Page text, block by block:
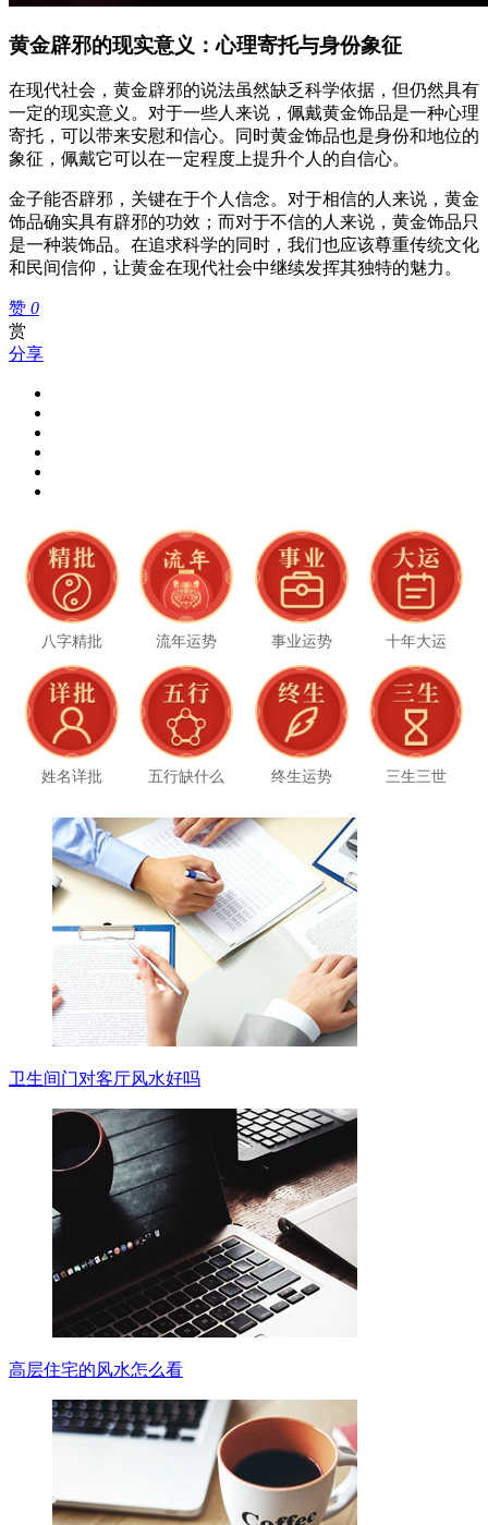
黄金辟邪的现实意义：心理寄托与身份象征
在现代社会，黄金辟邪的说法虽然缺乏科学依据，但仍然具有
一定的现实意义。对于一些人来说，佩戴黄金饰品是一种心理
寄托，可以带来安慰和信心。同时黄金饰品也是身份和地位的
象征，佩戴它可以在一定程度上提升个人的自信心。
金子能否辟邪，关键在于个人信念。对于相信的人来说，黄金
饰品确实具有辟邪的功效；而对于不信的人来说，黄金饰品只
是一种装饰品。在追求科学的同时，我们也应该尊重传统文化
和民间信仰，让黄金在现代社会中继续发挥其独特的魅力。
赞 0
赏
分享
八字精批 流年运势 事业运势 十年大运
姓名详批 五行缺什么 终生运势 三生三世
卫生间门对客厅风水好吗
高层住宅的风水怎么看